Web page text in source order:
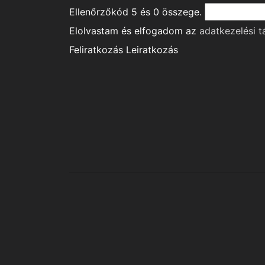
Ellenőrzőkód 5 és 0 összege.
Elolvastam és elfogadom az adatkezelési
Feliratkozás Leiratkozás